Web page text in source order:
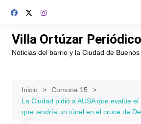
Villa Ortúzar Periódico
Noticias del barrio y la Ciudad de Buenos
Inicio
Comuna 15
La Ciudad pidió a AUSA que evalúe
que tendría un túnel en el cruce de